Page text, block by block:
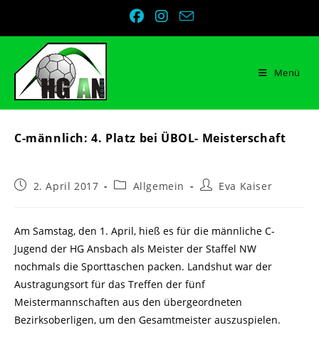
Menü
C-männlich: 4. Platz bei ÜBOL- Meisterschaft
Beitrag2. April 2017
Beitrags-
Allgemein
Beitrags-
Eva Kaiser
Am Samstag, den 1. April, hieß es für die männliche C-
Jugend der HG Ansbach als Meister der Staffel NW
nochmals die Sporttaschen packen. Landshut war der
Austragungsort für das Treffen der fünf
Meistermannschaften aus den übergeordneten
Bezirksoberligen, um den Gesamtmeister auszuspielen.